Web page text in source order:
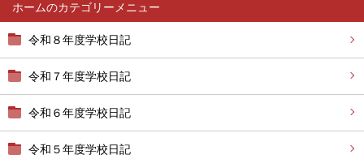
ホーム
令和８年度学校日記
令和７年度学校日記
令和６年度学校日記
令和５年度学校日記